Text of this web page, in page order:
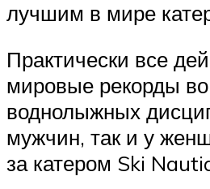
лучшим в мире
Практически все
мировые рекорды
воднолыжных
мужчин, так и у
за катером Ski